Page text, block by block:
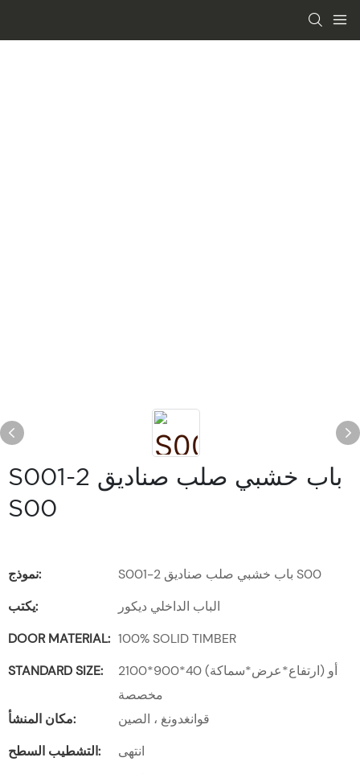
S001-2 باب خشبي صلب صناديق
S00
نموذج:
S001-2 باب خشبي صلب صناديق S00
يكتب:
الباب الداخلي ديكور
DOOR MATERIAL: 100% SOLID TIMBER
STANDARD SIZE:
2100*900*40 (ارتفاع*عرض*سماكة) أو
مخصصة
مكان المنشأ:
قوانغدونغ ، الصين
التشطيب السطح:
انتهى